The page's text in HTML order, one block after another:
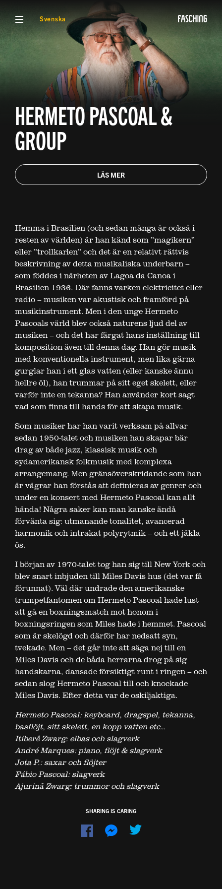
VISA MENYSvenska
HERMETO PASCOAL &
GROUP
LÄS MER
Hemma i Brasilien (och sedan många år också i
resten av världen) är han känd som ”magikern”
eller ”trollkarlen” och det är en relativt rättvis
beskrivning av detta musikaliska underbarn –
som föddes i närheten av Lagoa da Canoa i
Brasilien 1936. Där fanns varken elektricitet eller
radio – musiken var akustisk och framförd på
musikinstrument. Men i den unge Hermeto
Pascoals värld blev också naturens ljud del av
musiken – och det har färgat hans inställning till
komposition även till denna dag. Han gör musik
med konventionella instrument, men lika gärna
gurglar han i ett glas vatten (eller kanske ännu
hellre öl), han trummar på sitt eget skelett, eller
varför inte en tekanna? Han använder kort sagt
vad som finns till hands för att skapa musik.
Som musiker har han varit verksam på allvar
sedan 1950-talet och musiken han skapar bär
drag av både jazz, klassisk musik och
sydamerikansk folkmusik med komplexa
arrangemang. Men gränsöverskridande som han
är vägrar han förstås att definieras av genrer och
under en konsert med Hermeto Pascoal kan allt
hända! Några saker kan man kanske ändå
förvänta sig: utmanande tonalitet, avancerad
harmonik och intrakat polyrytmik – och ett jäkla
ös.
I början av 1970-talet tog han sig till New York och
blev snart inbjuden till Miles Davis hus (det var få
förunnat). Väl där undrade den amerikanske
trumpetfantomen om Hermeto Pascoal hade lust
att gå en boxningsmatch mot honom i
boxningsringen som Miles hade i hemmet. Pascoal
som är skelögd och därför har nedsatt syn,
tvekade. Men – det går inte att säga nej till en
Miles Davis och de båda herrarna drog på sig
handskarna, dansade försiktigt runt i ringen – och
sedan slog Hermeto Pascoal till och knockade
Miles Davis. Efter detta var de oskiljaktiga.
Hermeto Pascoal: keyboard, dragspel, tekanna,
basflöjt, sitt skelett, en kopp vatten etc…
Itiberê Zwarg: elbas och slagverk
André Marques: piano, flöjt & slagverk
Jota P.: saxar och flöjter
Fábio Pascoal: slagverk
Ajurinã Zwarg: trummor och slagverk
SHARING IS CARING
Dela
Dela